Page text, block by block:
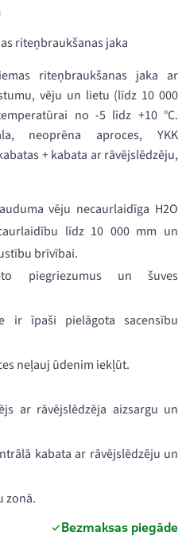
riteņbraukšanas jaka
riteņbraukšanas jaka ar
vēju un lietu (līdz 10 000
no -5 līdz +10 °C.
neoprēna aproces, YKK
+ kabata ar rāvējslēdzēju,
vēju necaurlaidīga H2O
līdz 10 000 mm un
brīvībai.
piegriezumus un šuves
ir īpaši pielāgota sacensību
neļauj ūdenim iekļūt.
ar rāvējslēdzēja aizsargu un
kabata ar rāvējslēdzēju un
zonā.
Bezmaksas piegāde